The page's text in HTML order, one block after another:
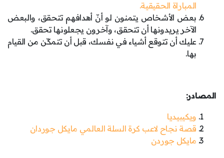
المباراة الحقيقية.
بعض الأشخاص يتمنون لو أنّ أهدافهم تتحقق، والبعض
الآخر يريدونها أن تتحقق، وآخرون يجعلونها تحقق.
عليك أن تتوقع أشياء في نفسك، قبل أن تتمكّن من القيام
بها.
المصادر:
ويكيبيديا
قصة نجاح لاعب كرة السلة العالمي مايكل جوردان
مايكل جوردن